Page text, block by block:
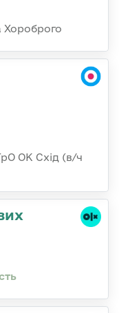
Хороброго
ОК Схід (в/ч